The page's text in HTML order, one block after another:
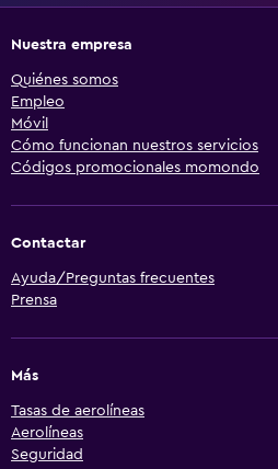
Nuestra empresa
Quiénes somos
Empleo
Móvil
Cómo funcionan nuestros servicios
Códigos promocionales momondo
Contactar
Ayuda/Preguntas frecuentes
Prensa
Más
Tasas de aerolíneas
Aerolíneas
Seguridad